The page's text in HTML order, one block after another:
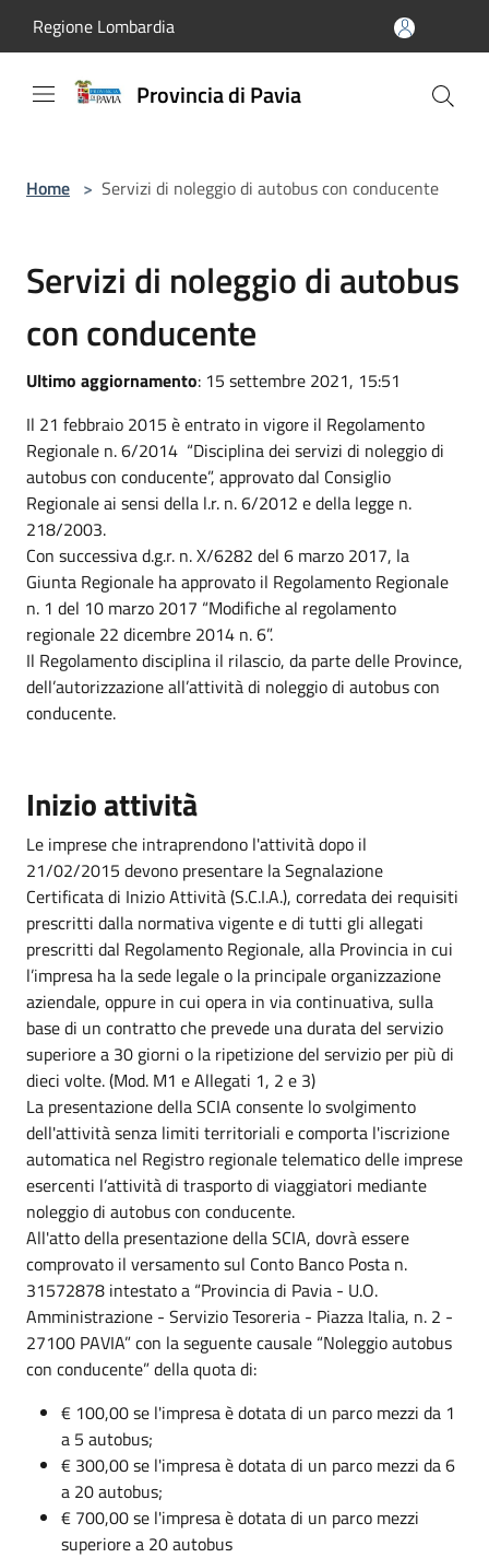
Regione Lombardia
Provincia di Pavia
Home > Servizi di noleggio di autobus con conducente
Servizi di noleggio di autobus
con conducente
Ultimo aggiornamento: 15 settembre 2021, 15:51
Il 21 febbraio 2015 è entrato in vigore il Regolamento
Regionale n. 6/2014 “Disciplina dei servizi di noleggio di
autobus con conducente”, approvato dal Consiglio
Regionale ai sensi della l.r. n. 6/2012 e della legge n.
218/2003.
Con successiva d.g.r. n. X/6282 del 6 marzo 2017, la
Giunta Regionale ha approvato il Regolamento Regionale
n. 1 del 10 marzo 2017 “Modifiche al regolamento
regionale 22 dicembre 2014 n. 6”.
Il Regolamento disciplina il rilascio, da parte delle Province,
dell’autorizzazione all’attività di noleggio di autobus con
conducente.
Inizio attività
Le imprese che intraprendono l'attività dopo il
21/02/2015 devono presentare la Segnalazione
Certificata di Inizio Attività (S.C.I.A.), corredata dei requisiti
prescritti dalla normativa vigente e di tutti gli allegati
prescritti dal Regolamento Regionale, alla Provincia in cui
l’impresa ha la sede legale o la principale organizzazione
aziendale, oppure in cui opera in via continuativa, sulla
base di un contratto che prevede una durata del servizio
superiore a 30 giorni o la ripetizione del servizio per più di
dieci volte. (Mod. M1 e Allegati 1, 2 e 3)
La presentazione della SCIA consente lo svolgimento
dell'attività senza limiti territoriali e comporta l'iscrizione
automatica nel Registro regionale telematico delle imprese
esercenti l’attività di trasporto di viaggiatori mediante
noleggio di autobus con conducente.
All'atto della presentazione della SCIA, dovrà essere
comprovato il versamento sul Conto Banco Posta n.
31572878 intestato a “Provincia di Pavia - U.O.
Amministrazione - Servizio Tesoreria - Piazza Italia, n. 2 -
27100 PAVIA” con la seguente causale “Noleggio autobus
con conducente” della quota di:
€ 100,00 se l'impresa è dotata di un parco mezzi da 1
a 5 autobus;
€ 300,00 se l'impresa è dotata di un parco mezzi da 6
a 20 autobus;
€ 700,00 se l'impresa è dotata di un parco mezzi
superiore a 20 autobus